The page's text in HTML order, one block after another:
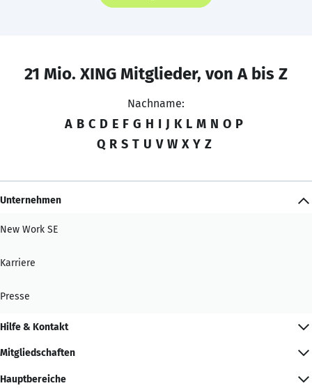
21 Mio. XING Mitglieder, von A bis Z
Nachname:
A B C D E F G H I J K L M N O P
Q R S T U V W X Y Z
Unternehmen
New Work SE
Karriere
Presse
Hilfe & Kontakt
Mitgliedschaften
Hauptbereiche